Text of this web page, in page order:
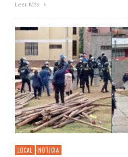
Leer Más
LOCAL NOTICIA